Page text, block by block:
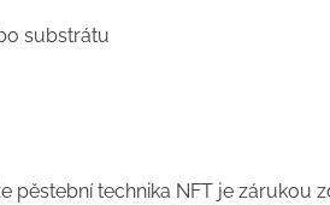
substrátu
pěstební technika NFT je zárukou